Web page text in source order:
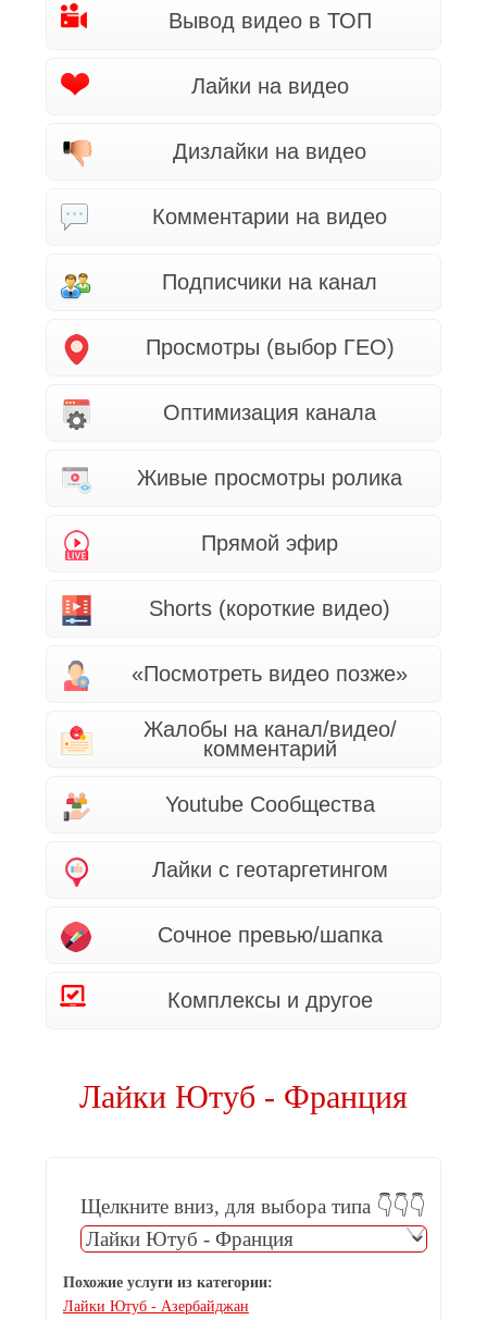
Вывод видео в ТОП
Лайки на видео
Дизлайки на видео
Комментарии на видео
Подписчики на канал
Просмотры (выбор ГЕО)
Оптимизация канала
Живые просмотры ролика
Прямой эфир
Shorts (короткие видео)
«Посмотреть видео позже»
Жалобы на канал/видео/
комментарий
Youtube Сообщества
Лайки с геотаргетингом
Сочное превью/шапка
Комплексы и другое
Лайки Ютуб - Франция
Щелкните вниз, для выбора типа 👇👇👇
Похожие услуги из категории:
Лайки Ютуб - Азербайджан